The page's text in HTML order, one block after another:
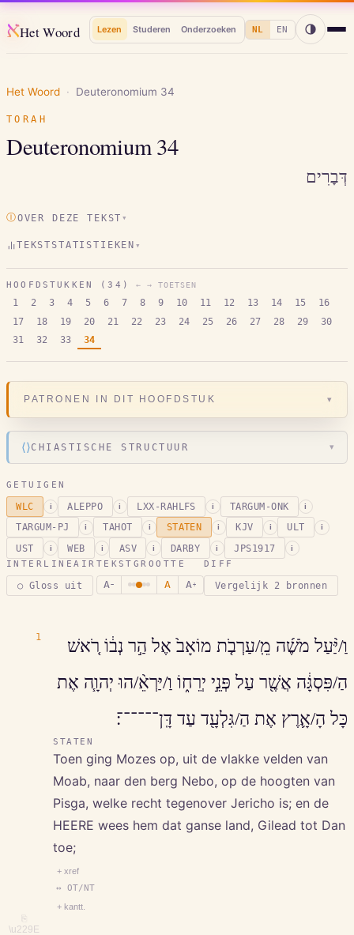
אHet Woord Lezen Studeren Onderzoeken NL EN
Het Woord · Deuteronomium 34
TORAH
Deuteronomium 34
דְּבָרִים
ⒾOVER DEZE TEKST ▾
TEKSTSTATISTIEKEN ▾
HOOFDSTUKKEN (34 ) ← → TOETSEN
1 2 3 4 5 6 7 8 9 10 11 12 13 14 15
16
17
18 19 20 21 22 23 24 25 26 27 28 29
30
31
32 33 34
PATRONEN IN DIT HOOFDSTUK ▾
⟨⟩CHIASTISCHE STRUCTUUR ▾
GETUIGEN
WLC i ALEPPO i LXX-RAHLFS i TARGUM-ONK i
TARGUM-PJ i TAHOT i STATEN i KJV i ULT i
UST i WEB i ASV i DARBY i JPS1917 i
INTERLINEAIR
○ Gloss uit
TEKSTGROOTTE
A− A A+
DIFF
Vergelijk 2 bronnen
1
⎘
\u229E
וַ/יַּ֨עַל מֹשֶׁ֜ה מֵֽ/עַרְבֹ֤ת מוֹאָב֙ אֶל הַ֣ר נְב֔וֹ רֹ֚אשׁ
הַ/פִּסְגָּ֔ה אֲשֶׁ֖ר עַל פְּנֵ֣י יְרֵח֑וֹ וַ/יַּרְאֵ֨/הוּ יְהוָ֧ה אֶת
כָּל הָ/אָ֛רֶץ אֶת הַ/גִּלְעָ֖ד עַד דָּֽן־־־־־־׃
STATEN
Toen ging Mozes op, uit de vlakke velden van
Moab, naar den berg Nebo, op de hoogten van
Pisga, welke recht tegenover Jericho is; en de
HEERE wees hem dat ganse land, Gilead tot Dan
toe;
+ xref
↔ OT/NT
+ kantt.